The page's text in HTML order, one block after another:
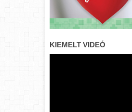
KIEMELT VIDEÓ